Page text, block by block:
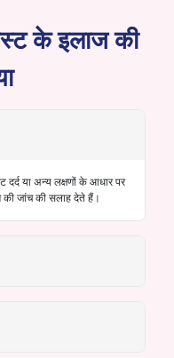
के इलाज की
या अन्य लक्षणों के आधार पर
जांच की सलाह देते हैं।